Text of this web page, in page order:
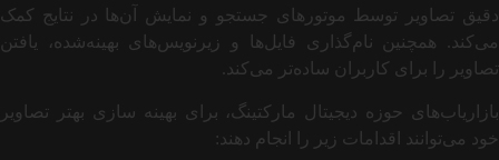
دقیق تصاویر توسط موتورهای جستجو و نمایش آن‌ها در نتایج کمک
می‌کند. همچنین نام‌گذاری فایل‌ها و زیرنویس‌های بهینه‌شده، یافتن
تصاویر را برای کاربران ساده‌تر می‌کند.
بازاریاب‌های حوزه دیجیتال مارکتینگ، برای بهینه سازی بهتر تصاویر
خود می‌توانند اقدامات زیر را انجام دهند: